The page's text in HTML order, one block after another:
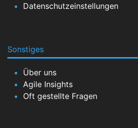
Datenschutzeinstellungen
Sonstiges
Über uns
Agile Insights
Oft gestellte Fragen